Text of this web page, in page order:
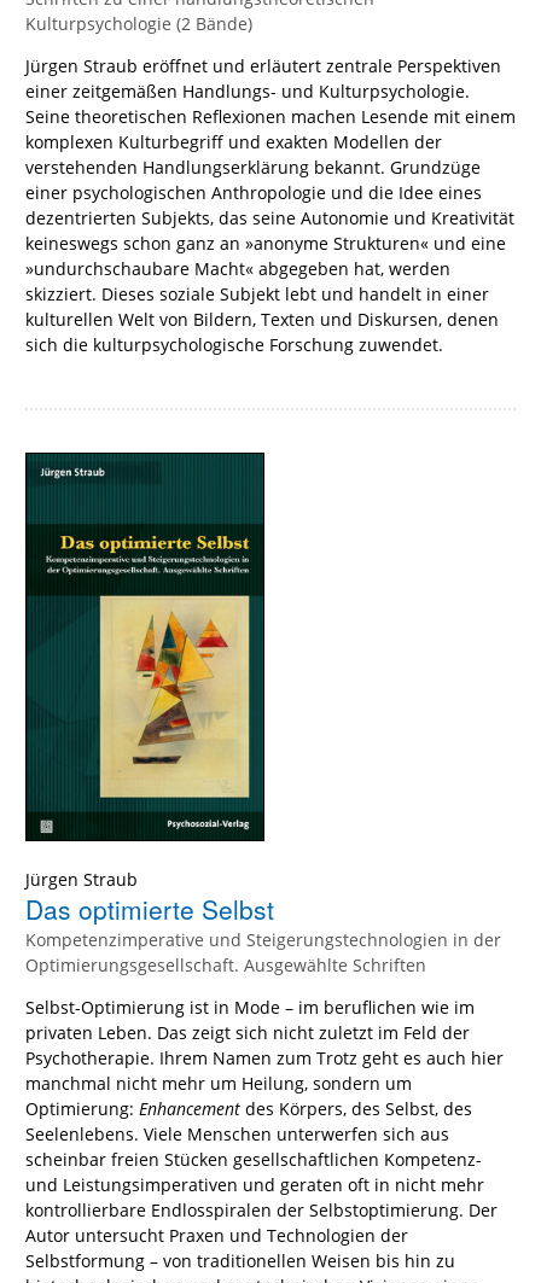
Kulturpsychologie (2 Bände)
Jürgen Straub eröffnet und erläutert zentrale Perspektiven
einer zeitgemäßen Handlungs- und Kulturpsychologie.
Seine theoretischen Reflexionen machen Lesende mit einem
komplexen Kulturbegriff und exakten Modellen der
verstehenden Handlungserklärung bekannt. Grundzüge
einer psychologischen Anthropologie und die Idee eines
dezentrierten Subjekts, das seine Autonomie und Kreativität
keineswegs schon ganz an »anonyme Strukturen« und eine
»undurchschaubare Macht« abgegeben hat, werden
skizziert. Dieses soziale Subjekt lebt und handelt in einer
kulturellen Welt von Bildern, Texten und Diskursen, denen
sich die kulturpsychologische Forschung zuwendet.
Jürgen Straub
Das optimierte Selbst
Kompetenzimperative und Steigerungstechnologien in der
Optimierungsgesellschaft. Ausgewählte Schriften
Selbst-Optimierung ist in Mode – im beruflichen wie im
privaten Leben. Das zeigt sich nicht zuletzt im Feld der
Psychotherapie. Ihrem Namen zum Trotz geht es auch hier
manchmal nicht mehr um Heilung, sondern um
Optimierung: Enhancement des Körpers, des Selbst, des
Seelenlebens. Viele Menschen unterwerfen sich aus
scheinbar freien Stücken gesellschaftlichen Kompetenz-
und Leistungsimperativen und geraten oft in nicht mehr
kontrollierbare Endlosspiralen der Selbstoptimierung. Der
Autor untersucht Praxen und Technologien der
Selbstformung – von traditionellen Weisen bis hin zu